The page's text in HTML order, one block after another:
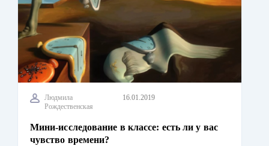
Людмила
Рождественская
16.01.2019
Мини-исследование в классе: есть ли у вас
чувство времени?